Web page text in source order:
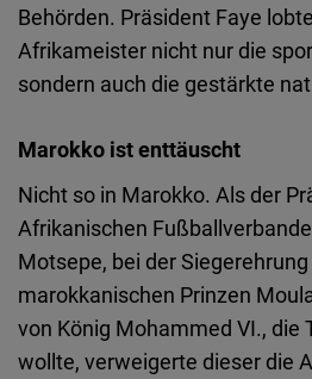
Behörden. Präsident Faye
Afrikameister nicht nur die
sondern auch die gestärkte
Marokko ist enttäuscht
Nicht so in Marokko. Als der
Afrikanischen
Motsepe, bei der
marokkanischen Prinzen
von König Mohammed VI., die
wollte, verweigerte dieser die